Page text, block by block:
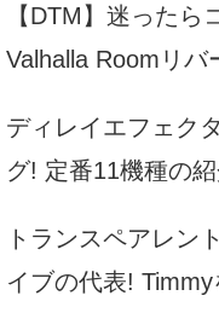
【DTM】迷ったら
Valhalla Roomリバ
ディレイエフェク
グ! 定番11機種の
トランスペアレン
イブの代表! Timmy